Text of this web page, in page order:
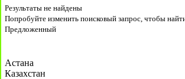
Результаты не найдены
Попробуйте изменить поисковый запрос, чтобы
Предложенный
Астана
Казахстан